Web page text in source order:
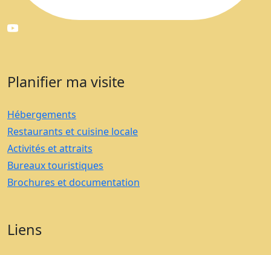
Planifier ma visite
Hébergements
Restaurants et cuisine locale
Activités et attraits
Bureaux touristiques
Brochures et documentation
Liens